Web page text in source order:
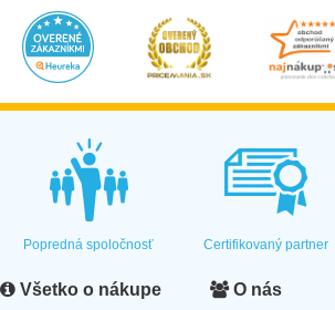
Popredná spoločnosť Certifikovaný partner
Všetko o nákupe O nás